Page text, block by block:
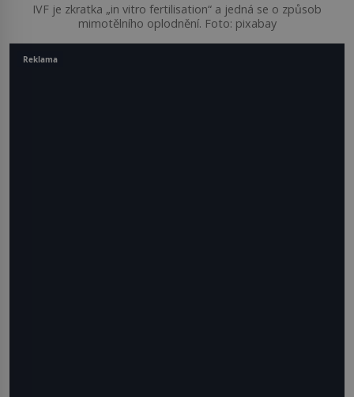
IVF je zkratka „in vitro fertilisation“ a jedná se o způsob
mimotělního oplodnění. Foto: pixabay
Reklama